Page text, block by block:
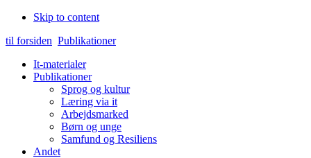
Skip to content
til forsiden Publikationer
It-materialer
Publikationer
Sprog og kultur
Læring via it
Arbejdsmarked
Børn og unge
Samfund og Resiliens
Andet